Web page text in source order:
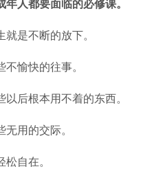
人都要面临的必修课。
是不断的放下。
愉快的往事。
后根本用不着的东西。
用的交际。
自在。